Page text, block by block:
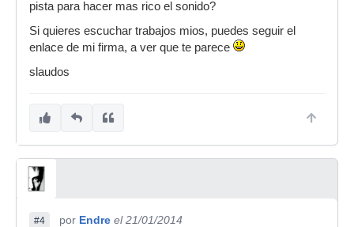
pista para hacer mas rico el sonido?
Si quieres escuchar trabajos mios, puedes seguir el
enlace de mi firma, a ver que te parece
slaudos
#4 por Endre el 21/01/2014